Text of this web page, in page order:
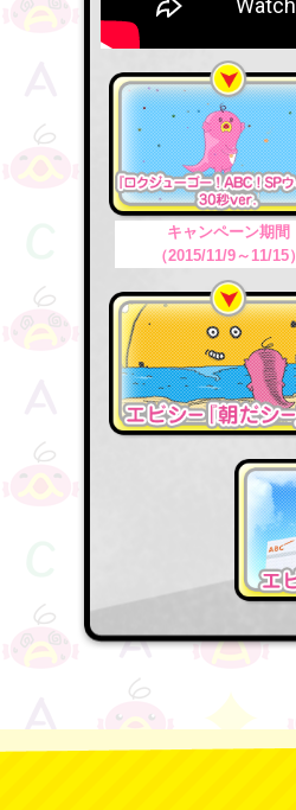
キャンペーン期間
（2015/11/9～11/15）